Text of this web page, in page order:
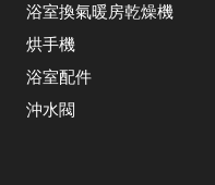
浴室換氣暖房乾燥機
烘手機
浴室配件
沖水閥